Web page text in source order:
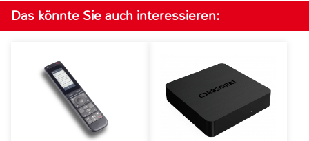
Das könnte Sie auch interessieren: